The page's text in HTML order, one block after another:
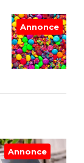
Annonce
Annonce